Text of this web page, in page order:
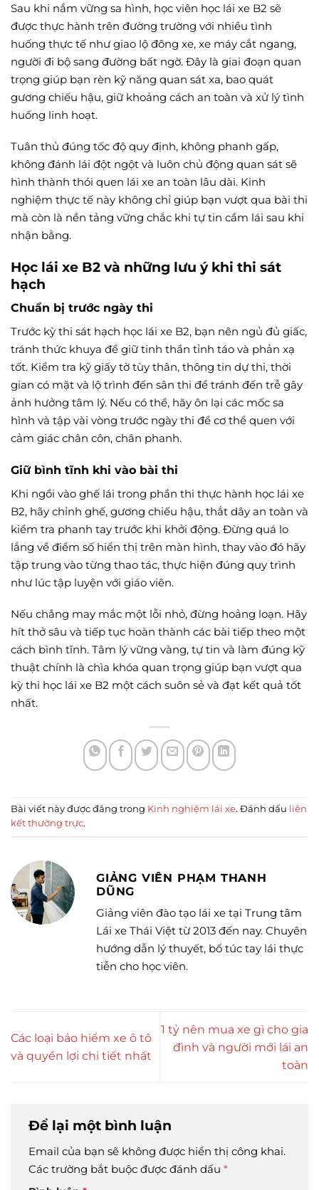
Sau khi nắm vững sa hình, học viên học lái xe B2 sẽ
được thực hành trên đường trường với nhiều tình
huống thực tế như giao lộ đông xe, xe máy cắt ngang,
người đi bộ sang đường bất ngờ. Đây là giai đoạn quan
trọng giúp bạn rèn kỹ năng quan sát xa, bao quát
gương chiếu hậu, giữ khoảng cách an toàn và xử lý tình
huống linh hoạt.
Tuân thủ đúng tốc độ quy định, không phanh gấp,
không đánh lái đột ngột và luôn chủ động quan sát sẽ
hình thành thói quen lái xe an toàn lâu dài. Kinh
nghiệm thực tế này không chỉ giúp bạn vượt qua bài thi
mà còn là nền tảng vững chắc khi tự tin cầm lái sau khi
nhận bằng.
Học lái xe B2 và những lưu ý khi thi sát
hạch
Chuẩn bị trước ngày thi
Trước kỳ thi sát hạch học lái xe B2, bạn nên ngủ đủ giấc,
tránh thức khuya để giữ tinh thần tỉnh táo và phản xạ
tốt. Kiểm tra kỹ giấy tờ tùy thân, thông tin dự thi, thời
gian có mặt và lộ trình đến sân thi để tránh đến trễ gây
ảnh hưởng tâm lý. Nếu có thể, hãy ôn lại các mốc sa
hình và tập vài vòng trước ngày thi để cơ thể quen với
cảm giác chân côn, chân phanh.
Giữ bình tĩnh khi vào bài thi
Khi ngồi vào ghế lái trong phần thi thực hành học lái xe
B2, hãy chỉnh ghế, gương chiếu hậu, thắt dây an toàn và
kiểm tra phanh tay trước khi khởi động. Đừng quá lo
lắng về điểm số hiển thị trên màn hình, thay vào đó hãy
tập trung vào từng thao tác, thực hiện đúng quy trình
như lúc tập luyện với giáo viên.
Nếu chẳng may mắc một lỗi nhỏ, đừng hoảng loạn. Hãy
hít thở sâu và tiếp tục hoàn thành các bài tiếp theo một
cách bình tĩnh. Tâm lý vững vàng, tự tin và làm đúng kỹ
thuật chính là chìa khóa quan trọng giúp bạn vượt qua
kỳ thi học lái xe B2 một cách suôn sẻ và đạt kết quả tốt
nhất.
Bài viết này được đăng trong Kinh nghiệm lái xe. Đánh dấu liên
kết thường trực.
GIẢNG VIÊN PHẠM THANH
DŨNG
Giảng viên đào tạo lái xe tại Trung tâm
Lái xe Thái Việt từ 2013 đến nay. Chuyên
hướng dẫn lý thuyết, bổ túc tay lái thực
tiễn cho học viên.
Các loại bảo hiểm xe ô tô
và quyền lợi chi tiết nhất
1 tỷ nên mua xe gì cho gia
đình và người mới lái an
toàn
Để lại một bình luận
Email của bạn sẽ không được hiển thị công khai.
Các trường bắt buộc được đánh dấu *